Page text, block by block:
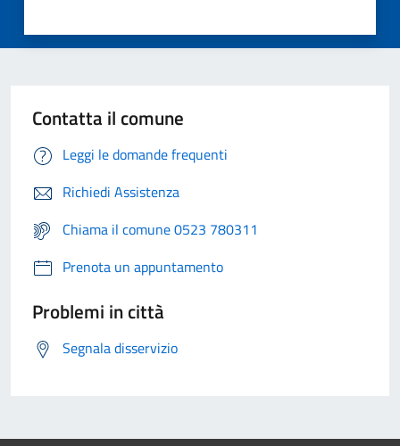
Contatta il comune
Leggi le domande frequenti
Richiedi Assistenza
Chiama il comune 0523 780311
Prenota un appuntamento
Problemi in città
Segnala disservizio